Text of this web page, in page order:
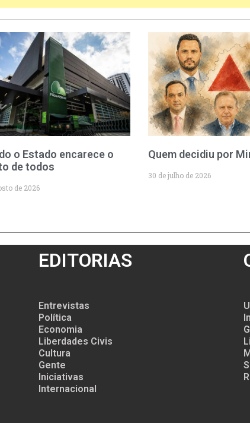
o Estado encarece o
de todos
de 2026
Quem decidiu por
30 de julho de 2026
EDITORIAS
Entrevistas
Política
Economia
Liberdades Civis
Cultura
Gente
Iniciativas
Internacional